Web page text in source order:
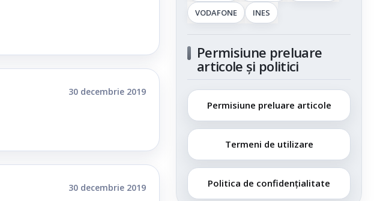
30 decembrie 2019
30 decembrie 2019
VODAFONE
INES
Permisiune preluare
articole și politici
Permisiune preluare articole
Termeni de utilizare
Politica de confidențialitate